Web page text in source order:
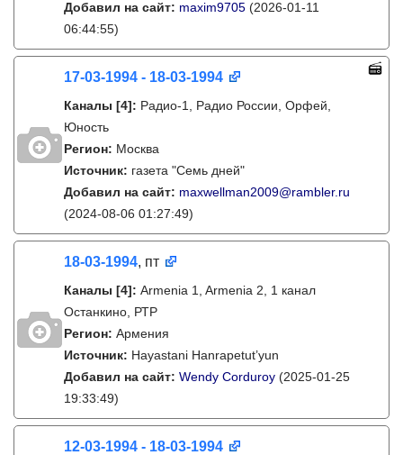
Добавил на сайт: maxim9705 (2026-01-11
06:44:55)
17-03-1994 - 18-03-1994
Каналы [4]: Радио-1, Радио России, Орфей,
Юность
Регион: Москва
Источник: газета "Семь дней"
Добавил на сайт: maxwellman2009@rambler.ru
(2024-08-06 01:27:49)
18-03-1994, пт
Каналы [4]: Armenia 1, Armenia 2, 1 канал
Останкино, РТР
Регион: Армения
Источник: Hayastani Hanrapetut’yun
Добавил на сайт: Wendy Corduroy (2025-01-25
19:33:49)
12-03-1994 - 18-03-1994